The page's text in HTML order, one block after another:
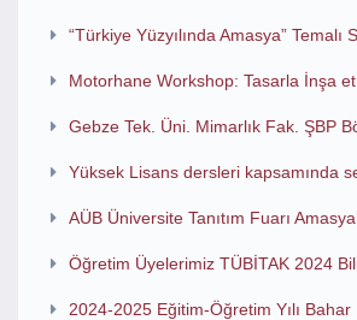
“Türkiye Yüzyılında Amasya” Temalı
Motorhane Workshop: Tasarla İnşa et,
Gebze Tek. Üni. Mimarlık Fak. ŞBP
Yüksek Lisans dersleri kapsamında
AÜB Üniversite Tanıtım Fuarı
Öğretim Üyelerimiz TÜBİTAK 2024
2024-2025 Eğitim-Öğretim Yılı Bahar